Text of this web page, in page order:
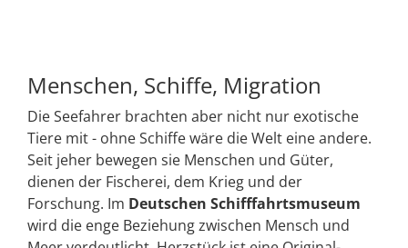
Menschen, Schiffe, Migration
Die Seefahrer brachten aber nicht nur exotische
Tiere mit - ohne Schiffe wäre die Welt eine andere.
Seit jeher bewegen sie Menschen und Güter,
dienen der Fischerei, dem Krieg und der
Forschung. Im Deutschen Schifffahrtsmuseum
wird die enge Beziehung zwischen Mensch und